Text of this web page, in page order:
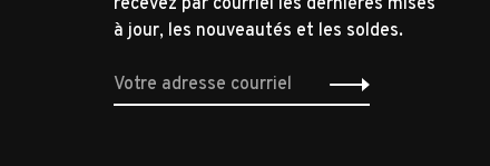
recevez par courriel les dernières mises
à jour, les nouveautés et les soldes.